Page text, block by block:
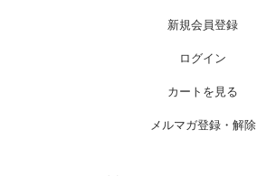
新規会員登録
ログイン
カートを見る
メルマガ登録・解除